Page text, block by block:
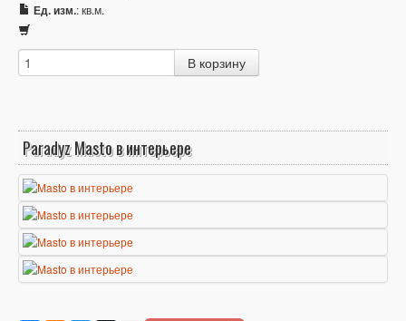
Ед. изм.: кв.м.
Paradyz Masto в интерьере